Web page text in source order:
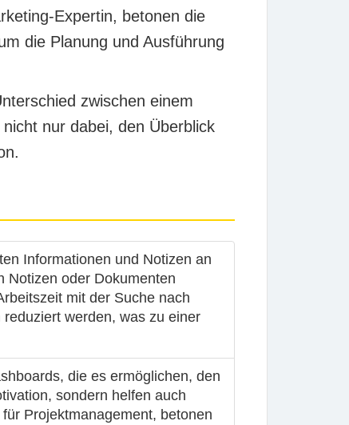
Expertin, betonen die
die Planung und Ausführung
zwischen einem
nur dabei, den Überblick
Informationen und Notizen an
Notizen oder Dokumenten
mit der Suche nach
werden, was zu einer
die es ermöglichen, den
sondern helfen auch
Projektmanagement, betonen